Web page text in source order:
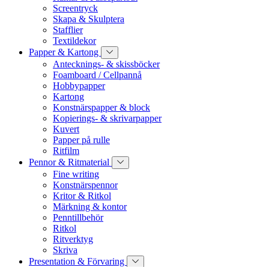
Screentryck
Skapa & Skulptera
Stafflier
Textildekor
Papper & Kartong
Antecknings- & skissböcker
Foamboard / Cellpannå
Hobbypapper
Kartong
Konstnärspapper & block
Kopierings- & skrivarpapper
Kuvert
Papper på rulle
Ritfilm
Pennor & Ritmaterial
Fine writing
Konstnärspennor
Kritor & Ritkol
Märkning & kontor
Penntillbehör
Ritkol
Ritverktyg
Skriva
Presentation & Förvaring